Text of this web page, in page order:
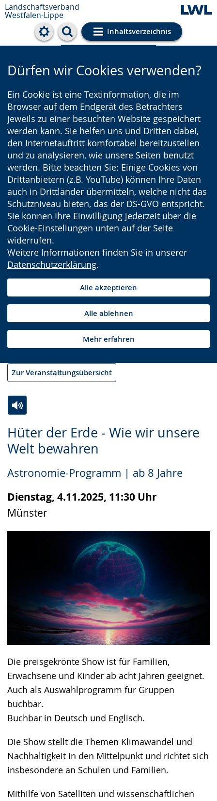
Landschaftsverband
Westfalen-Lippe
Inhaltsverzeichnis
Cookie-Einstellungen
Dürfen wir Cookies verwenden?
Ein Cookie ist eine Textinformation, die im
Browser auf dem Endgerät des Betrachters
jeweils zu einer besuchten Website gespeichert
werden kann. Sie helfen uns und Dritten dabei,
den Internetauftritt komfortabel bereitzustellen
und zu analysieren, wie unsere Seiten benutzt
werden. Bitte beachten Sie: Einige Cookies von
Drittanbietern (z.B. YouTube) können Ihre Daten
auch in Drittländer übermitteln, welche nicht das
Schutzniveau bieten, das der DS-GVO entspricht.
Sie können Ihre Einwilligung jederzeit über die
Cookie-Einstellungen unten auf der Seite
widerrufen.
Weitere Informationen finden Sie in unserer
Datenschutzerklärung.
Alle akzeptieren
Alle ablehnen
Mehr erfahren
Zur Veranstaltungsübersicht
Hüter der Erde - Wie wir unsere
Welt bewahren
Astronomie-Programm | ab 8 Jahre
Dienstag, 4.11.2025, 11:30 Uhr
Münster
Die preisgekrönte Show ist für Familien,
Erwachsene und Kinder ab acht Jahren geeignet.
Auch als Auswahlprogramm für Gruppen
buchbar.
Buchbar in Deutsch und Englisch.
Die Show stellt die Themen Klimawandel und
Nachhaltigkeit in den Mittelpunkt und richtet sich
insbesondere an Schulen und Familien.
Mithilfe von Satelliten und wissenschaftlichen
Leichten
Sprache
Audio-
Unterstützung.
Video
in
Gebärdensprache
wird
angezeigt.